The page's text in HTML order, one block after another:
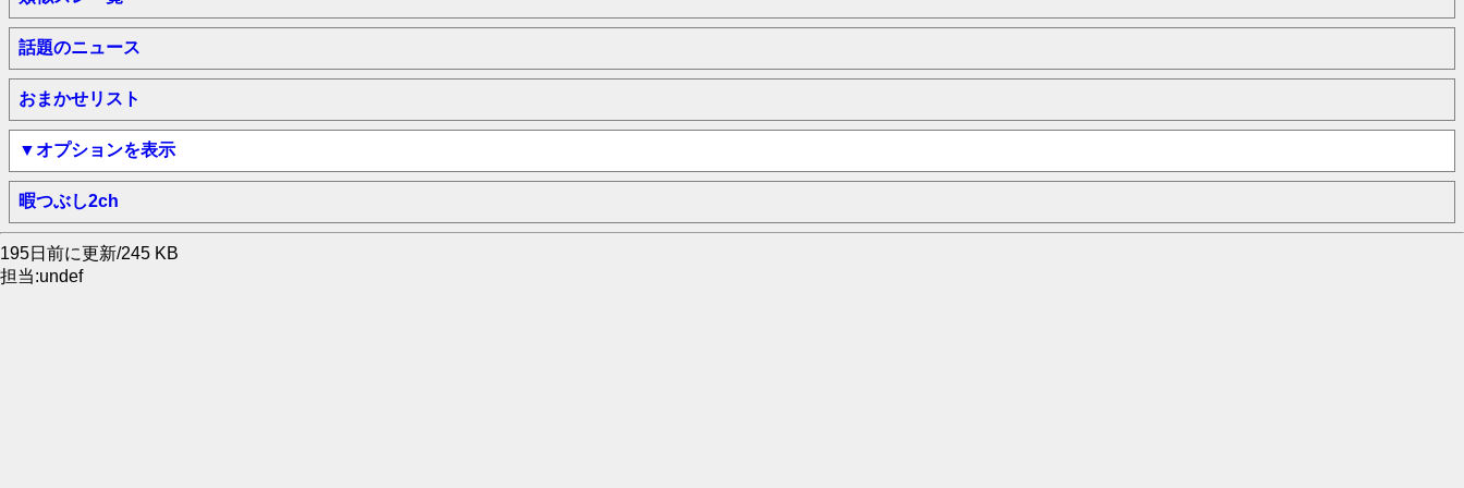
話題のニュース
おまかせリスト
▼オプションを表示
暇つぶし2ch
195日前に更新/245 KB
担当:undef